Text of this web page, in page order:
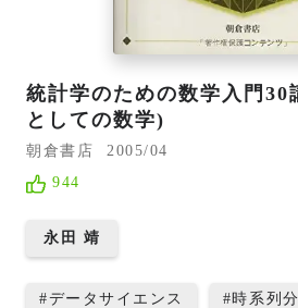
統計学のための数学入門
としての数学)
朝倉書店
2005/04
944
永田 靖
#データサイエンス # 時系列